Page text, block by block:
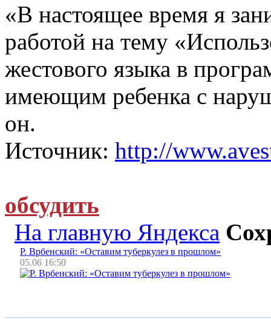
«В настоящее время я
работой на тему
жестового языка в
имеющим ребенка с
он.
Источник: http://
обсудить
На главную Яндекса
Р. Врбенский: «Оставим туберкулез в прошлом»
05.06 16:50